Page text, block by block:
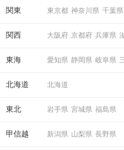
関東 東京都 神奈川県 千葉県
関西 大阪府 京都府 兵庫県
東海 愛知県 静岡県 岐阜県
北海道 北海道
東北 岩手県 宮城県 福島県
甲信越 新潟県 山梨県 長野県